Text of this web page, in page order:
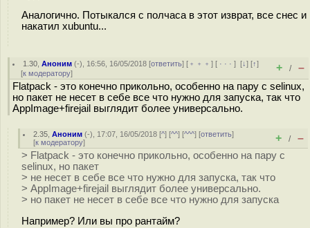
Аналогично. Потыкался c полчаса в этот изврат, все снес и
накатил xubuntu...
1.30 ,Аноним (-), 16:56, 16/05/2018 [ответить] [ ﹢﹢﹢] [ · · ·][↓] [↑]
[к модератору] + / –
Flatpack - это конечно прикольно, особенно на пару с selinux,
но пакет не несет в себе все что нужно для запуска, так что
AppImage+firejail выглядит более универсально.
2.35 ,Аноним (-), 17:07, 16/05/2018 [^] [^^] [^^^] [ответить]
[к модератору] + / –
> Flatpack - это конечно прикольно, особенно на пару с
selinux, но пакет
> не несет в себе все что нужно для запуска, так что
> AppImage+firejail выглядит более универсально.
> но пакет не несет в себе все что нужно для запуска
Например? Или вы про рантайм?